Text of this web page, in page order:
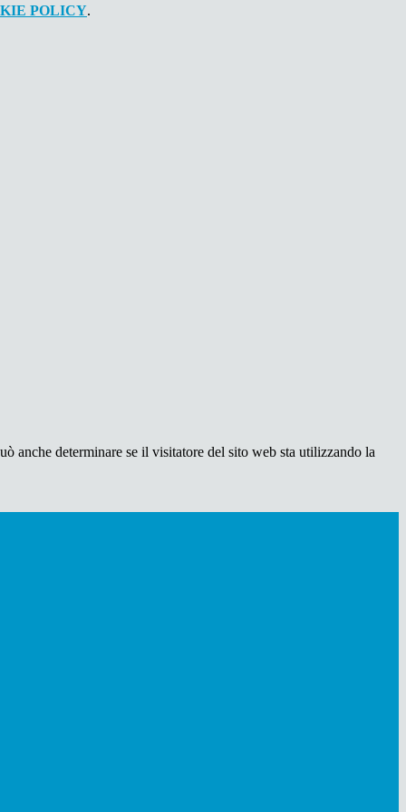
POLICY.
anche determinare se il visitatore del sito web sta utilizzando la